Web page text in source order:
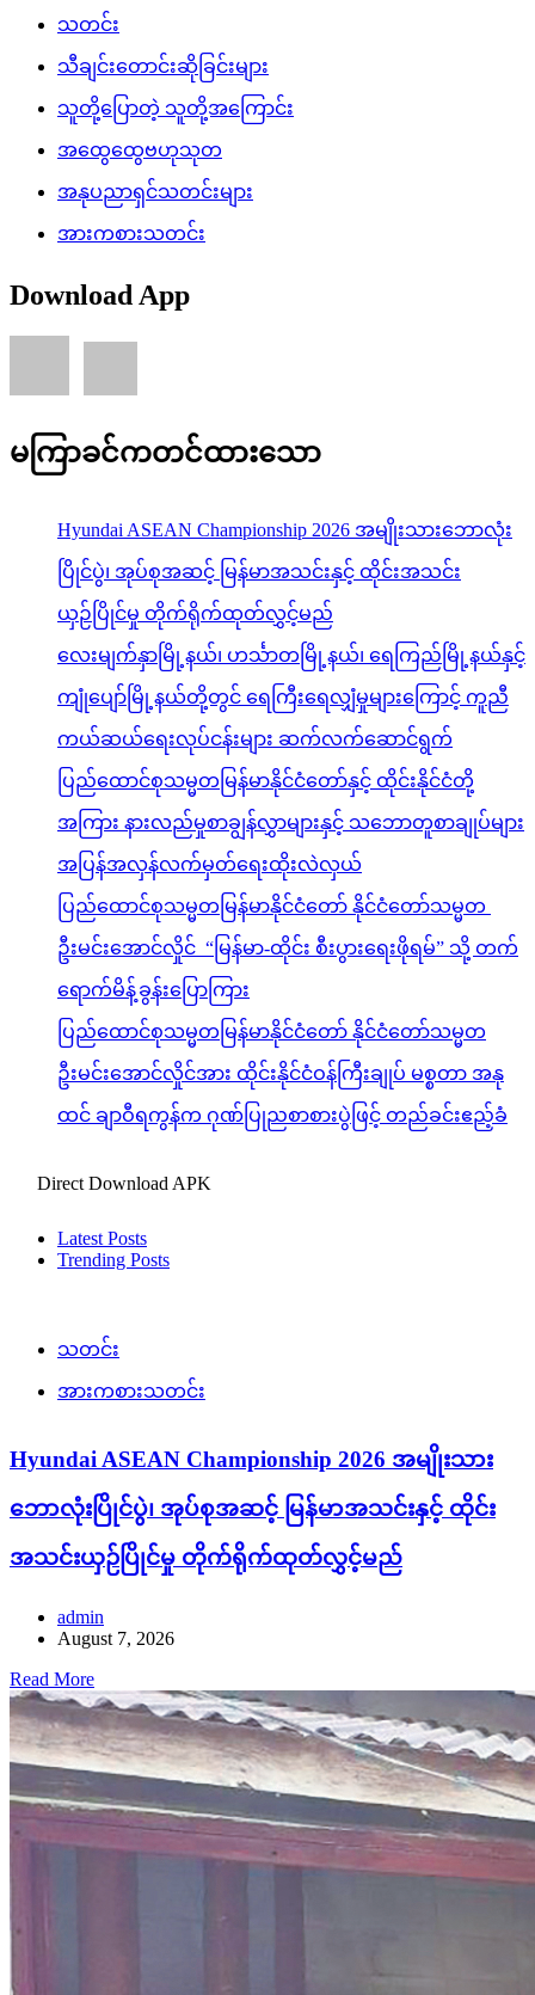
သတင်း
သီချင်းတောင်းဆိုခြင်းများ
သူတို့ပြောတဲ့ သူတို့အကြောင်း
အထွေထွေဗဟုသုတ
အနုပညာရှင်သတင်းများ
အားကစားသတင်း
Download App
မကြာခင်ကတင်ထားသော
Hyundai ASEAN Championship 2026 အမျိုးသားဘောလုံး
ပြိုင်ပွဲ၊ အုပ်စုအဆင့် မြန်မာအသင်းနှင့် ထိုင်းအသင်း
ယှဉ်ပြိုင်မှု တိုက်ရိုက်ထုတ်လွှင့်မည်
လေးမျက်နှာမြို့နယ်၊ ဟင်္သာတမြို့နယ်၊ ရေကြည်မြို့နယ်နှင့်
ကျုံပျော်မြို့နယ်တို့တွင် ရေကြီးရေလျှံမှုများကြောင့် ကူညီ
ကယ်ဆယ်ရေးလုပ်ငန်းများ ဆက်လက်ဆောင်ရွက်
ပြည်ထောင်စုသမ္မတမြန်မာနိုင်ငံတော်နှင့် ထိုင်းနိုင်ငံတို့
အကြား နားလည်မှုစာချွန်လွှာများနှင့် သဘောတူစာချုပ်များ
အပြန်အလှန်လက်မှတ်ရေးထိုးလဲလှယ်
ပြည်ထောင်စုသမ္မတမြန်မာနိုင်ငံတော် နိုင်ငံတော်သမ္မတ
ဦးမင်းအောင်လှိုင် “မြန်မာ-ထိုင်း စီးပွားရေးဖိုရမ်” သို့ တက်
ရောက်မိန့်ခွန်းပြောကြား
ပြည်ထောင်စုသမ္မတမြန်မာနိုင်ငံတော် နိုင်ငံတော်သမ္မတ
ဦးမင်းအောင်လှိုင်အား ထိုင်းနိုင်ငံဝန်ကြီးချုပ် မစ္စတာ အနု
ထင် ချာဝီရကွန်က ဂုဏ်ပြုညစာစားပွဲဖြင့် တည်ခင်းဧည့်ခံ
Direct Download APK
Latest Posts
Trending Posts
သတင်း
အားကစားသတင်း
Hyundai ASEAN Championship 2026 အမျိုးသား
ဘောလုံးပြိုင်ပွဲ၊ အုပ်စုအဆင့် မြန်မာအသင်းနှင့် ထိုင်း
အသင်းယှဉ်ပြိုင်မှု တိုက်ရိုက်ထုတ်လွှင့်မည်
admin
August 7, 2026
Read More